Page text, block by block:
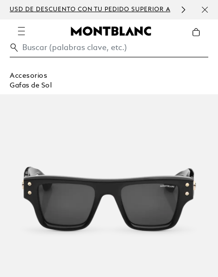
USD DE DESCUENTO CON TU PEDIDO SUPERIOR A
Accesorios
Gafas de Sol